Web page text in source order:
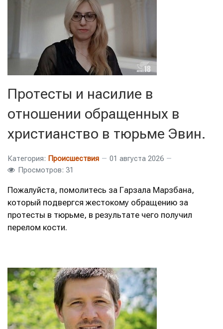
Протесты и насилие в
отношении обращенных в
христианство в тюрьме Эвин.
Категория: Происшествия
01 августа 2026
Просмотров: 31
Пожалуйста, помолитесь за Гарзала Марзбана,
который подвергся жестокому обращению за
протесты в тюрьме, в результате чего получил
перелом кости.